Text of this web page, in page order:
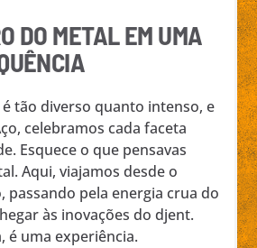
DO METAL EM UMA
tão diverso quanto intenso, e
celebramos cada faceta
Esquece o que pensavas
Aqui, viajamos desde o
passando pela energia crua do
às inovações do djent.
é uma experiência.